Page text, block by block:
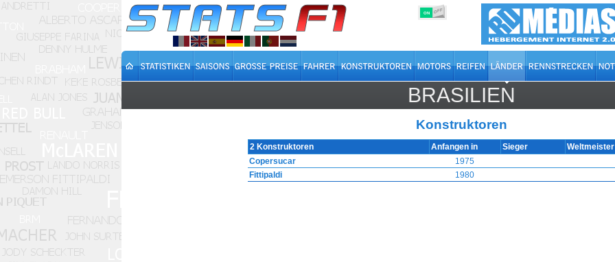
ON OFF
BRASILIEN
Konstruktoren
2 Konstruktoren Anfangen in Sieger
Copersucar
1975
Fittipaldi
1980